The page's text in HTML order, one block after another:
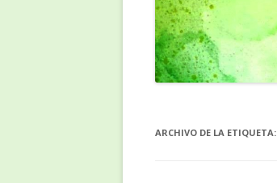
ARCHIVO DE LA ETIQUETA: